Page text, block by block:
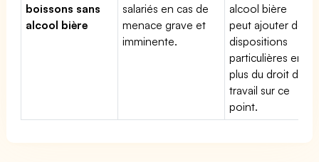
boissons sans
alcool bière
salariés en cas de
menace grave et
imminente.
alcool bière
peut ajouter des
dispositions
particulières en
plus du droit du
travail sur ce
point.